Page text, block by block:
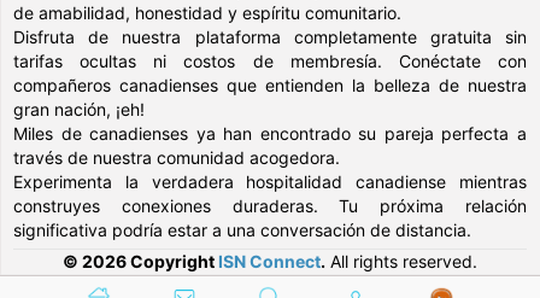
de amabilidad, honestidad y espíritu comunitario.
Disfruta de nuestra plataforma completamente gratuita sin
tarifas ocultas ni costos de membresía. Conéctate con
compañeros canadienses que entienden la belleza de nuestra
gran nación, ¡eh!
Miles de canadienses ya han encontrado su pareja perfecta a
través de nuestra comunidad acogedora.
Experimenta la verdadera hospitalidad canadiense mientras
construyes conexiones duraderas. Tu próxima relación
significativa podría estar a una conversación de distancia.
© 2026 Copyright ISN Connect. All rights reserved.